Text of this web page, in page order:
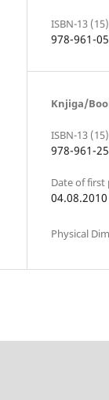
ISBN-13 (15)
978-961-
Knjiga/
ISBN-13 (15)
978-961-
Date of first
04.08.2010
Physical